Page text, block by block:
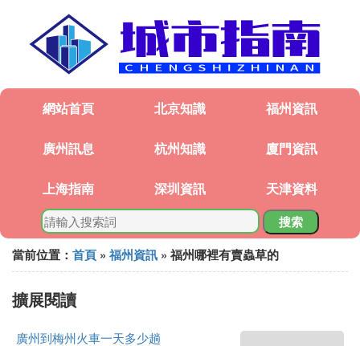
網站首頁 北京知識 福州資訊
廣州訊息 杭州知識 廈門資訊
上海指南 深圳資訊 天津資料
搜索
當前位置： 首頁 » 福州資訊 » 福州哪裡有賣蟲草的
擴展閱讀
廣州到梅州火車一天多少趟